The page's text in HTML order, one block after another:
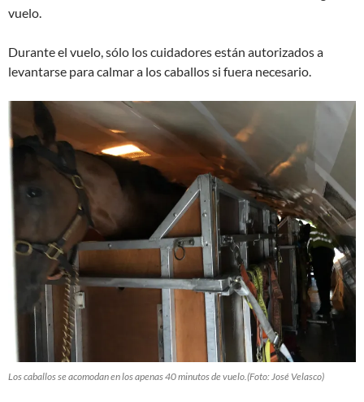
vuelo.
Durante el vuelo, sólo los cuidadores están autorizados a
levantarse para calmar a los caballos si fuera necesario.
Los caballos se acomodan en los apenas 40 minutos de vuelo.(Foto: José Velasco)